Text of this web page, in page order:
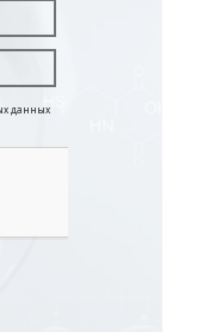
данных